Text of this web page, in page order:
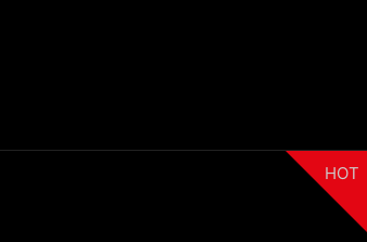
HOT